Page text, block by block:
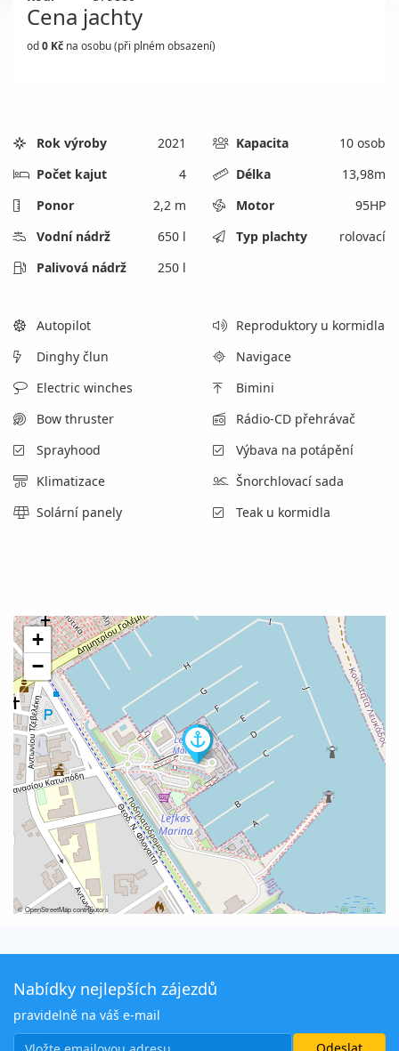
Cena jachty
od0 Kč na osobu (při plném obsazení)
Rok výroby 2021 Kapacita
10 osob
Počet kajut
4 Délka 13,98m
Ponor
2,2 m Motor
95HP
Vodní nádrž
650 l Typ plachty
rolovací
Palivová nádrž
250 l
Autopilot
Reproduktory u kormidla
Dinghy člun
Navigace
Electric winches
Bimini
Bow thruster
Rádio-CD přehrávač
Sprayhood
Výbava na potápění
Klimatizace
Šnorchlovací sada
Solární panely
Teak u kormidla
+
−
©OpenStreetMapcontributors
Nabídky nejlepších zájezdů
pravidelně na váš e-mail